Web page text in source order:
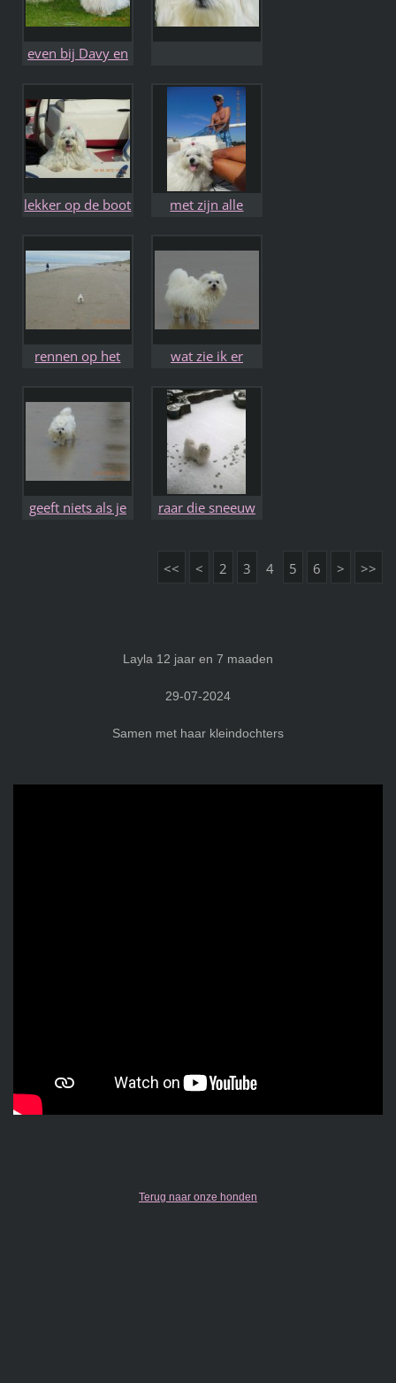
even bij Davy en
lekker op de boot met zijn alle
rennen op het
wat zie ik er
geeft niets als je
raar die sneeuw
<< < 2 3 4 5 6 > >>
Layla 12 jaar en 7 maaden
29-07-2024
Samen met haar kleindochters
Terug naar onze honden